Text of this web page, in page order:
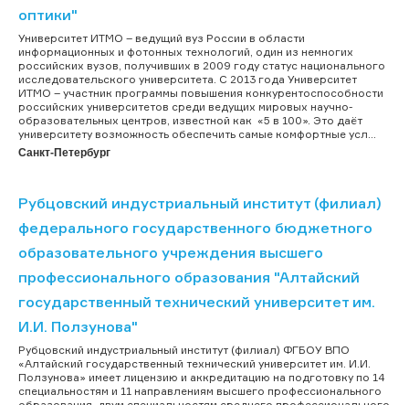
оптики"
Университет ИТМО – ведущий вуз России в области
информационных и фотонных технологий, один из немногих
российских вузов, получивших в 2009 году статус национального
исследовательского университета. С 2013 года Университет
ИТМО – участник программы повышения конкурентоспособности
российских университетов среди ведущих мировых научно-
образовательных центров, известной как «5 в 100». Это даёт
университету возможность обеспечить самые комфортные усл...
Санкт-Петербург
Рубцовский индустриальный институт (филиал)
федерального государственного бюджетного
образовательного учреждения высшего
профессионального образования "Алтайский
государственный технический университет им.
И.И. Ползунова"
Рубцовский индустриальный институт (филиал) ФГБОУ ВПО
«Алтайский государственный технический университет им. И.И.
Ползунова» имеет лицензию и аккредитацию на подготовку по 14
специальностям и 11 направлениям высшего профессионального